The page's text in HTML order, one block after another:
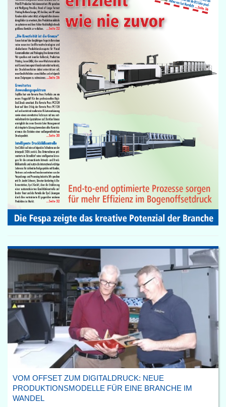
VOM OFFSET ZUM DIGITALDRUCK: NEUE
PRODUKTIONSMODELLE FÜR EINE BRANCHE IM
WANDEL